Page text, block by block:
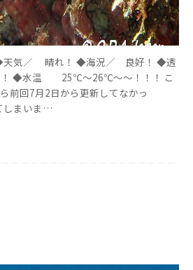
気／ 晴れ！ ◆海況／ 良好！ ◆透
！ ◆水温 25℃～26℃～～！！！ こ
前回7月2日から更新してなかっ
しまいま…